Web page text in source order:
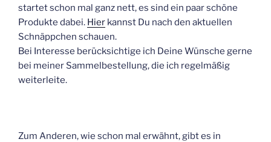
startet schon mal ganz nett, es sind ein paar schöne
Produkte dabei. Hier kannst Du nach den aktuellen
Schnäppchen schauen.
Bei Interesse berücksichtige ich Deine Wünsche gerne
bei meiner Sammelbestellung, die ich regelmäßig
weiterleite.
Zum Anderen, wie schon mal erwähnt, gibt es in